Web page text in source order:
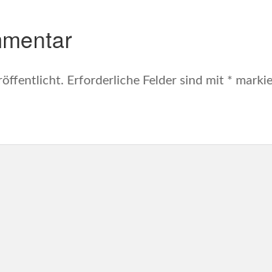
Erforderliche Felder sind mit *